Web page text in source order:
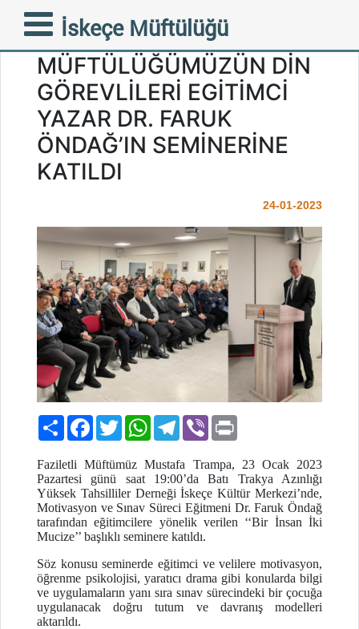
İskeçe Müftülüğü
FAZİLETLİ MÜFTÜMÜZ
MUSTAFA TRAMPA VE
MÜFTÜLÜĞÜMÜZÜN DİN
GÖREVLİLERİ EGİTİMCİ
YAZAR DR. FARUK
ÖNDAĞ’IN SEMİNERİNE
KATILDI
24-01-2023
PaylaşFacebook
TwitterWhatsAppTelegram
Viber
Faziletli Müftümüz Mustafa Trampa, 23 Ocak 2023
Pazartesi günü saat 19:00’da Batı Trakya Azınlığı
Yüksek Tahsilliler Derneği İskeçe Kültür Merkezi’nde,
Motivasyon ve Sınav Süreci Eğitmeni Dr. Faruk Öndağ
tarafından eğitimcilere yönelik verilen ‘‘Bir İnsan İki
Mucize’’ başlıklı seminere katıldı.
Söz konusu seminerde eğitimci ve velilere motivasyon,
öğrenme psikolojisi, yaratıcı drama gibi konularda bilgi
ve uygulamaların yanı sıra sınav sürecindeki bir çocuğa
uygulanacak doğru tutum ve davranış modelleri
aktarıldı.